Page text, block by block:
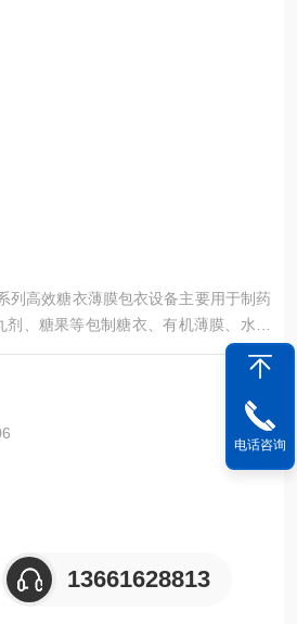
列高效糖衣薄膜包衣设备主要用于制药
、糖果等包制糖衣、有机薄膜、水溶
、安全、洁净、便于操作的新型包衣
13661628813
电话咨询